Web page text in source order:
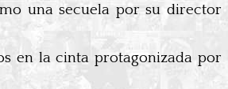
una secuela por su director
en la cinta protagonizada por